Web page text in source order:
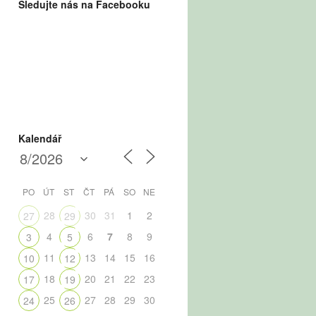
Sledujte nás na Facebooku
Kalendář
PO ÚT ST ČT PÁ SO NE
27 28 29 30 31 1
2
3
4 5 6 7 8
9
10
11 12 13 14 15
16
17
18 19 20 21 22
23
24
25 26 27 28 29
30